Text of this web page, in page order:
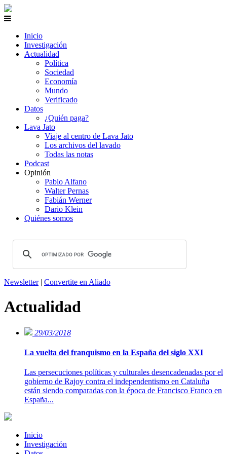
Inicio
Investigación
Actualidad
Política
Sociedad
Economía
Mundo
Verificado
Datos
¿Quién paga?
Lava Jato
Viaje al centro de Lava Jato
Los archivos del lavado
Todas las notas
Podcast
Opinión
Pablo Alfano
Walter Pernas
Fabián Werner
Dario Klein
Quiénes somos
Newsletter| Convertite en Aliado
Actualidad
29/03/2018
La vuelta del franquismo en la España del siglo XXI
Las persecuciones políticas y culturales desencadenadas por el
gobierno de Rajoy contra el independentismo en Cataluña
están siendo comparadas con la época de Francisco Franco en
España...
Inicio
Investigación